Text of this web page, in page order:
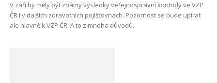
V září by měly být známy výsledky veřejnosprávní kontroly ve VZP
ČR i v dalších zdravotních pojišťovnách. Pozornost se bude upírat
ale hlavně k VZP ČR. A to z mnoha důvodů.